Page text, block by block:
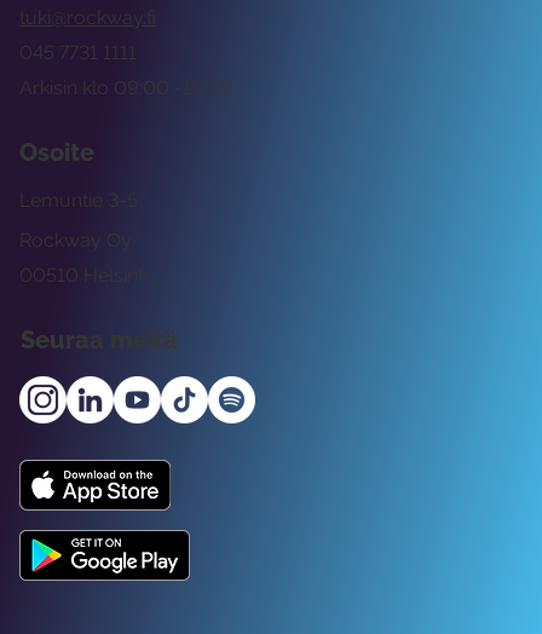
tuki@rockway.fi
Arkisin klo 09:00 -15:00
045 7731 1111
Osoite
Rockway Oy
Lemuntie 3-5
00510 Helsinki
Seuraa meitä